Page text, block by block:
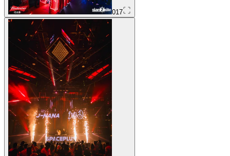
017